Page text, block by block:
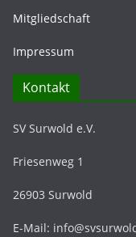
Mitgliedschaft
Impressum
Kontakt
SV Surwold e.V.
Friesenweg 1
26903 Surwold
E-Mail: